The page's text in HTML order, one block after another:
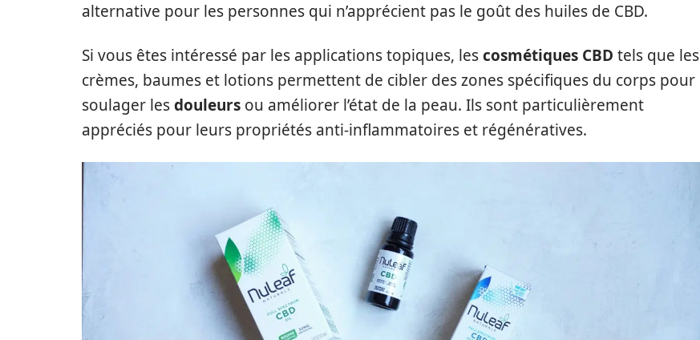
alternative pour les personnes qui n’apprécient pas le goût des huiles de CBD.
Si vous êtes intéressé par les applications topiques, lescosmétiques CBD tels que les
crèmes, baumes et lotions permettent de cibler des zones spécifiques du corps pour
soulager lesdouleurs ou améliorer l’état de la peau. Ils sont particulièrement
appréciés pour leurs propriétés anti-inflammatoires et régénératives.